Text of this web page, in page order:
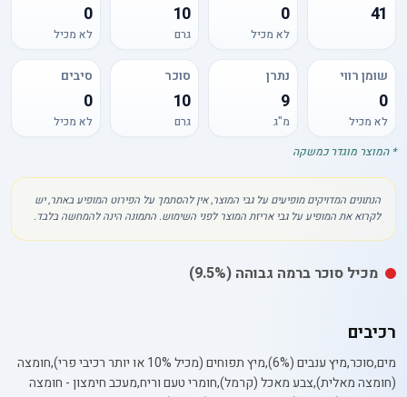
41
0
לא מכיל
10
גרם
0
לא מכיל
שומן רווי
0
לא מכיל
נתרן
9
מ"ג
סוכר
10
גרם
סיבים
0
לא מכיל
* המוצר מוגדר כמשקה
הנתונים המדויקים מופיעים על גבי המוצר, אין להסתמך על הפירוט המופיע באתר, יש
לקרוא את המופיע על גבי אריזת המוצר לפני השימוש. התמונה הינה להמחשה בלבד.
מכיל סוכר ברמה גבוהה (9.5%)
רכיבים
מים,סוכר,מיץ ענבים (6%),מיץ תפוחים (מכיל 10% או יותר רכיבי פרי),חומצה
(חומצה מאלית),צבע מאכל (קרמל),חומרי טעם וריח,מעכב חימצון - חומצה